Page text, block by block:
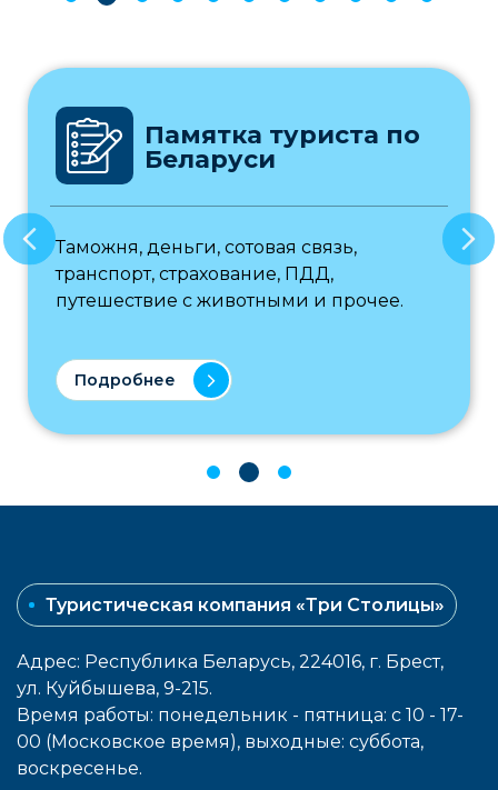
по
и прочее.
Заказ и
Работаем как с
туристами, так с
корпоративными
Туристическая компания «Три Столицы»
Адрес: Республика Беларусь, 224016, г. Брест,
ул. Куйбышева, 9-215.
Время работы: понедельник - пятница: с 10 - 17-
00 (Московское время), выходные: cуббота,
воcкресенье.